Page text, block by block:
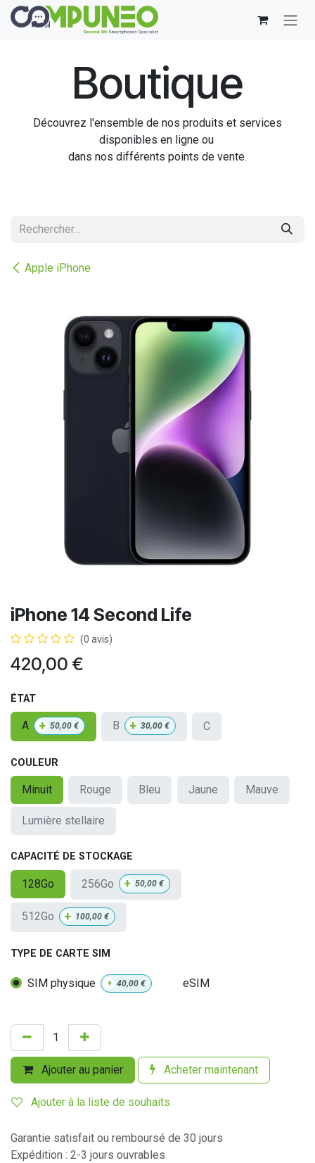
Se rendre au contenu
Boutique
Découvrez l'ensemble de nos produits et services
disponibles en ligne ou
dans nos différents points de vente.
Apple iPhone
iPhone 14 Second Life
(0 avis)
420,00 €
ÉTAT
A + 50,00 € B + 30,00€ C
COULEUR
Minuit Rouge Bleu Jaune Mauve
Lumière stellaire
CAPACITÉ DE STOCKAGE
128Go 256Go + 50,00 €
512Go + 100,00 €
TYPE DE CARTE SIM
SIM physique + 40,00 € eSIM
Ajouter au panier Acheter maintenant
Ajouter à la liste de souhaits
Garantie satisfait ou remboursé de 30 jours
Expédition : 2-3 jours ouvrables